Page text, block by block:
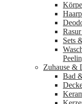
Sets
Zuhause &
Bad